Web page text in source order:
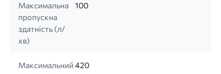
Максимальна
пропускна
здатність (л/
хв)
100
Максимальний 420